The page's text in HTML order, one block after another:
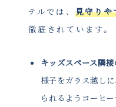
テルでは、 見守りや
徹底されています。
キッズスペース隣接
様子をガラス越し
られるようコーヒ